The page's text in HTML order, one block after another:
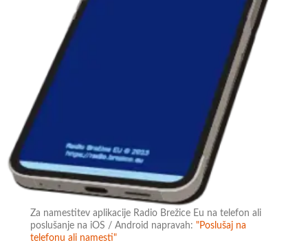
Za namestitev aplikacije Radio Brežice Eu na telefon ali
poslušanje na iOS / Android napravah: "Poslušaj na
telefonu ali namesti"